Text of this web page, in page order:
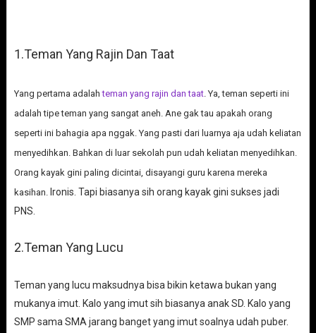
1.Teman Yang Rajin Dan Taat
Yang pertama adalahteman yang rajin dan taat. Ya, teman seperti ini
adalah tipe teman yang sangat aneh. Ane gak tau apakah orang
seperti ini bahagia apa nggak. Yang pasti dari luarnya aja udah keliatan
menyedihkan. Bahkan di luar sekolah pun udah keliatan menyedihkan.
Orang kayak gini paling dicintai, disayangi guru karena mereka
kasihan. Ironis. Tapi biasanya sih orang kayak gini sukses jadi
PNS.
2.Teman Yang Lucu
Teman yang lucu maksudnya bisa bikin ketawa bukan yang
mukanya imut. Kalo yang imut sih biasanya anak SD. Kalo yang
SMP sama SMA jarang banget yang imut soalnya udah puber.